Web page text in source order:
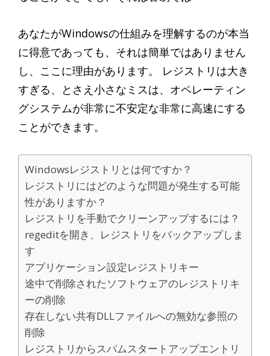
あなたがWindowsの仕組みを理解するのが本当
に得意であっても、それは簡単ではありません
し、ここに理由があります。 レジストリは大き
すぎる、とさえ小さなミスは、オペレーティン
グシステムが非常に不安定な非常に高速にする
ことができます。
Windowsレジストリとは何ですか？
レジストリにはどのような問題が発生する可能
性がありますか？
レジストリを手動でクリーンアップするには？
regeditを開き、レジストリをバックアップしま
す
アプリケーション設定レジストリキー
途中で削除されたソフトウェアのレジストリキ
ーの削除
存在しない共有DLLファイルへの無効な参照の
削除
レジストリからスパムスタートアップエントリ